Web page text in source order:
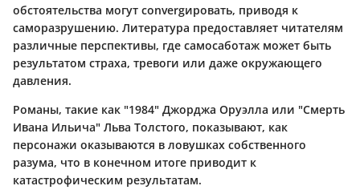
обстоятельства могут convergировать, приводя к
саморазрушению. Литература предоставляет читателям
различные перспективы, где самосаботаж может быть
результатом страха, тревоги или даже окружающего
давления.
Романы, такие как "1984" Джорджа Оруэлла или "Смерть
Ивана Ильича" Льва Толстого, показывают, как
персонажи оказываются в ловушках собственного
разума, что в конечном итоге приводит к
катастрофическим результатам.